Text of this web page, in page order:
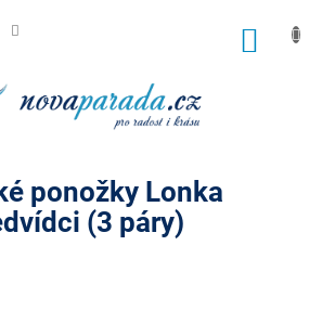
ponožky Lonka
(3 páry)